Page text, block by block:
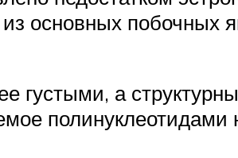
основных побочных
густыми, а